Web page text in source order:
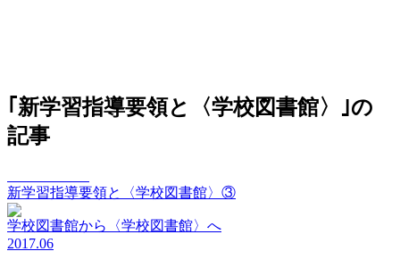
｢新学習指導要領と〈学校図書館〉｣の
記事
新学習指導要領と〈学校図書館〉③
学校図書館から〈学校図書館〉へ
2017.06